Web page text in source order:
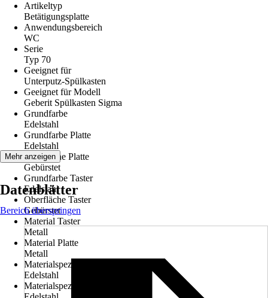
Artikeltyp
Betätigungsplatte
Anwendungsbereich
WC
Serie
Typ 70
Geeignet für
Unterputz-Spülkasten
Geeignet für Modell
Geberit Spülkasten Sigma
Grundfarbe
Edelstahl
Grundfarbe Platte
Edelstahl
Oberfläche Platte
Gebürstet
Grundfarbe Taster
Edelstahl
Oberfläche Taster
Gebürstet
Material Taster
Metall
Material Platte
Metall
Materialspezifikation Platte
Edelstahl
Materialspezifikation Taster
Mehr anzeigen
Datenblätter
Bereich überspringen